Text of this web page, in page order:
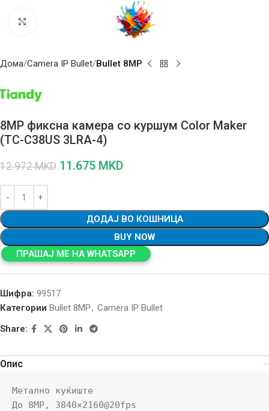
Дома Camera IP Bullet Bullet 8MP
8MP фиксна камера со куршум Color Maker
(TC-C38US 3LRA-4)
12.972MKD 11.675 MKD
ДОДАЈ ВО КОШНИЦА
BUY NOW
ПРАШАЈ МЕ НА WHATSAPP
Шифра: 99517
Категории Bullet 8MP, Camera IP Bullet
Share:
Опис
Метално куќиште
До 8MP, 3840×2160@20fps